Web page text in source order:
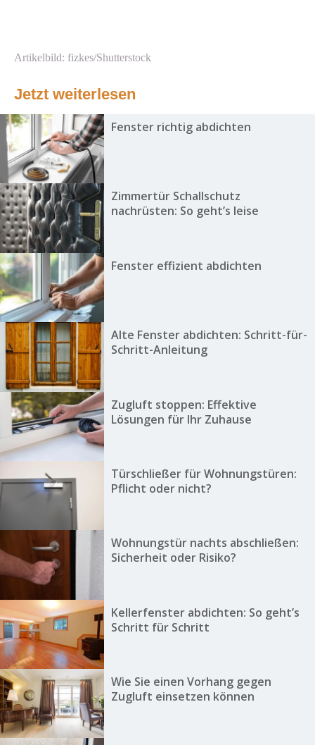
Artikelbild: fizkes/Shutterstock
Jetzt weiterlesen
Fenster richtig abdichten
Zimmertür Schallschutz
nachrüsten: So geht’s leise
Fenster effizient abdichten
Alte Fenster abdichten: Schritt-für-
Schritt-Anleitung
Zugluft stoppen: Effektive
Lösungen für Ihr Zuhause
Türschließer für Wohnungstüren:
Pflicht oder nicht?
Wohnungstür nachts abschließen:
Sicherheit oder Risiko?
Kellerfenster abdichten: So geht’s
Schritt für Schritt
Wie Sie einen Vorhang gegen
Zugluft einsetzen können